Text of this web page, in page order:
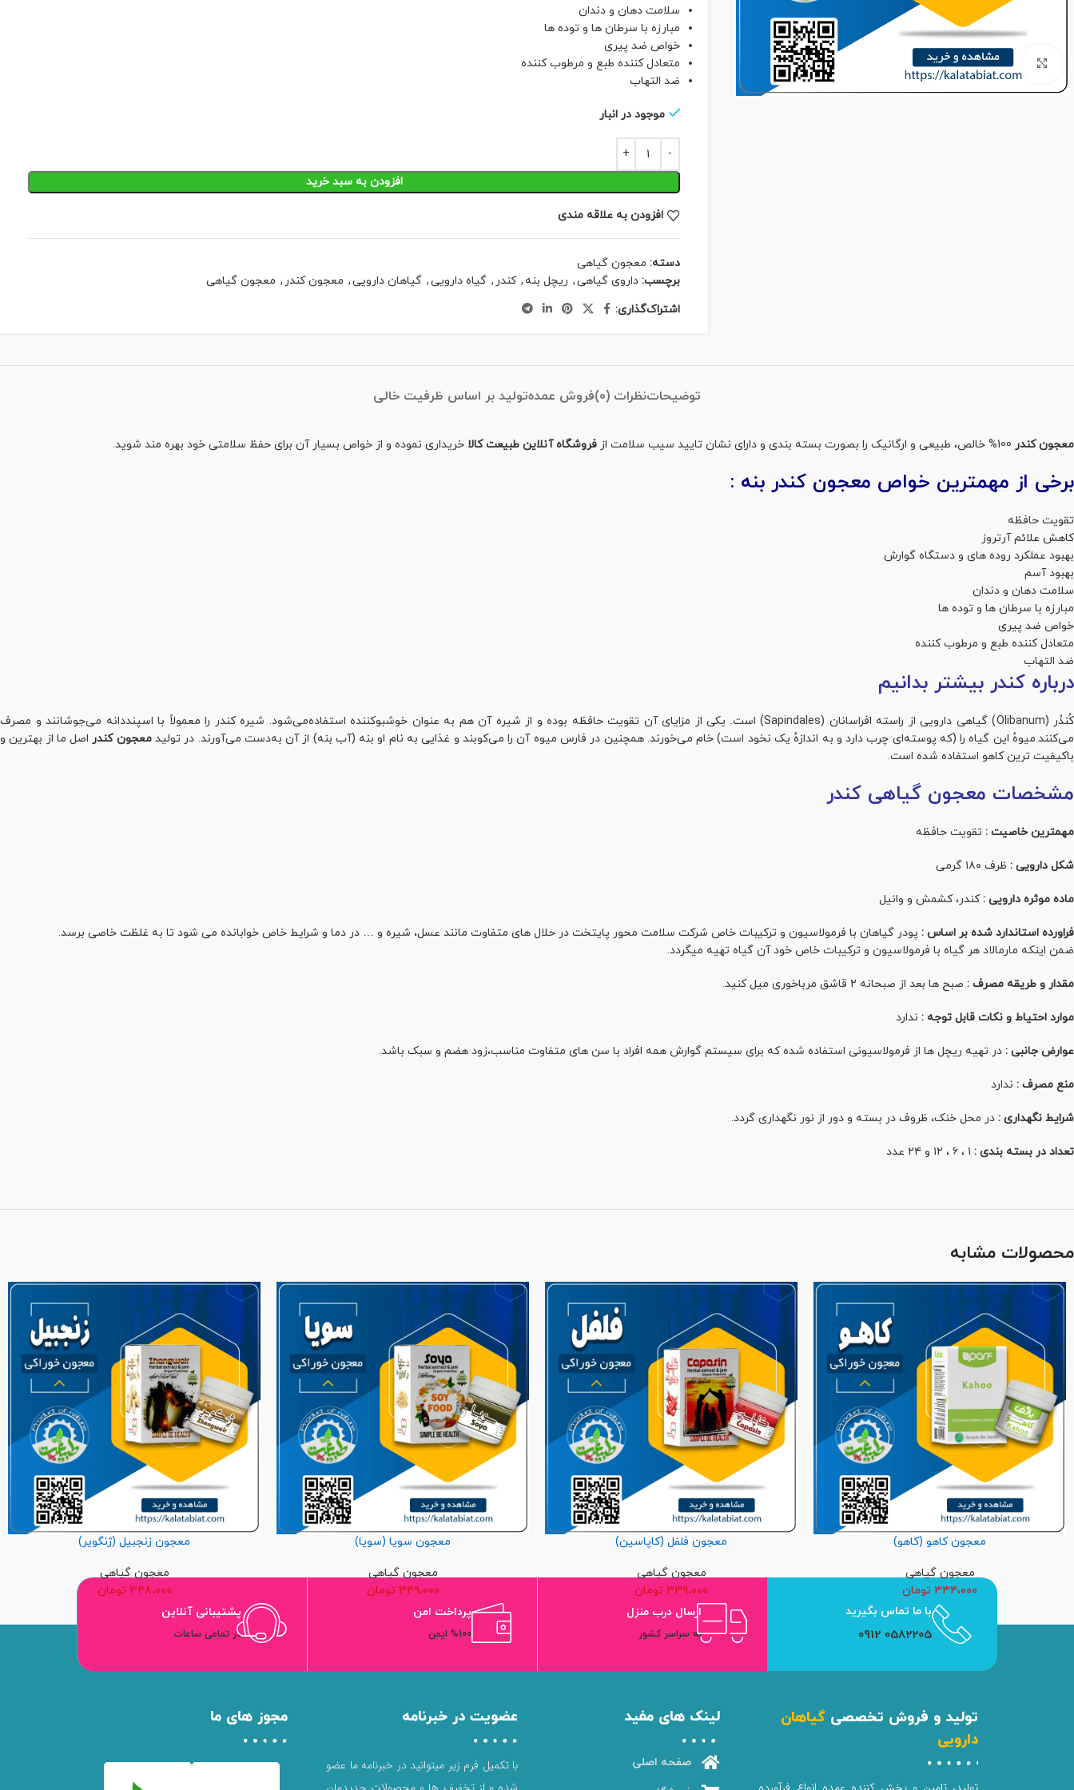
برای بزرگنمایی کلیک کنید
سلامت دهان و دندان
مبارزه با سرطان ها و توده ها
خواص ضد پیری
متعادل کننده طبع و مرطوب کننده
ضد التهاب
موجود در انبار
افزودن به سبد خرید
افزودن به علاقه مندی
دسته: معجون گیاهی
برچسب: داروی گیاهی, ریچل بنه , کندر , گیاه دارویی, گیاهان دارویی, معجون کندر , معجون گیاهی
اشتراک‌گذاری:
توضیحاتنظرات (0) فروش عمدهتولید بر اساس ظرفیت خالی
معجون کندر فروشگاه آنلاین طبیعت کالا خریداری نموده و از خواص بسیار آن برای حفظ سلامتی خود بهره مند شوید.
برخی از مهمترین خواص معجون کندر بنه :
تقویت حافظه
کاهش علائم آرتروز
بهبود عملکرد روده های و دستگاه گوارش
بهبود آسم
سلامت دهان و دندان
مبارزه با سرطان ها و توده ها
خواص ضد پیری
متعادل کننده طبع و مرطوب کننده
ضد التهاب
درباره کندر بیشتر بدانیم
کُندُر (Olibanum) گیاهی دارویی از راسته افراسانان (Sapindales) است. یکی از مزایای آن تقویت حافظه بوده و از شیره آن هم به عنوان خوشبوکننده استفاده‌می‌شود. شیره کندر را معمولاً با اسپنددانه می‌جوشانند و مصرف
می‌کنند.میوهٔ این گیاه را (که پوسته‌ای چرب دارد و به اندازهٔ یک نخود است) خام می‌خورند. همچنین در فارس میوه آن را می‌کوبند و غذایی به نام او بنه (آب بنه) از آن به‌دست می‌آورند. در تولیدمعجون کندراصل ما از بهترین و
باکیفیت ترین کاهو استفاده شده است.
مشخصات معجون گیاهی کندر
مهمترین خاصیت : تقویت حافظه
شکل دارویی : ظرف ۱۸۰ گرمی
ماده موثره دارویی :کندر، کشمش و وانیل
فراورده استاندارد شده بر اساس : پودر گیاهان با فرمولاسیون و ترکیبات خاص شرکت سلامت محور پایتخت در حلال های متفاوت مانند عسل، شیره و … در دما و شرایط خاص خوابانده می شود تا به غلظت خاصی برسد.
ضمن اینکه مارمالاد هر گیاه با فرمولاسیون و ترکیبات خاص خود آن گیاه تهیه میگردد.
مقدار و طریقه مصرف : صبح ها بعد از صبحانه ۲ قاشق مرباخوری میل کنید.
موارد احتیاط و نکات قابل توجه : ندارد
عوارض جانبی : در تهیه ریچل ها از فرمولاسیونی استفاده شده که برای سیستم گوارش همه افراد با سن های متفاوت مناسب،زود هضم و سبک باشد.
منع مصرف : ندارد
شرایط نگهداری : در محل خنک، ظروف در بسته و دور از نور نگهداری گردد.
تعداد در بسته بندی :
محصولات مشابه
معجون کاهو (کاهو)
معجون گیاهی
۳۳۴،۰۰۰ تومان
معجون فلفل (کاپاسین)
معجون گیاهی
۳۳۹،۰۰۰ تومان
معجون سویا (سویا)
معجون گیاهی
۳۴۹،۰۰۰ تومان
معجون زنجبیل (ژنگویر)
معجون گیاهی
۳۴۸،۰۰۰ تومان
با ما تماس بگیرید
0582205 0912
ارسال درب منزل
به سراسر کشور
پرداخت امن
%100 ایمن
پشتیبانی آنلاین
در تمامی ساعات
تولید و فروش تخصصی گیاهان
دارویی
لینک های مفید
صفحه اصلی
عضویت در خبرنامه
با تکمیل فرم زیر میتوانید در خبرنامه ما عضو
مجوز های ما